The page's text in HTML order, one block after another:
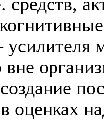
средств,
усилителя
оценках